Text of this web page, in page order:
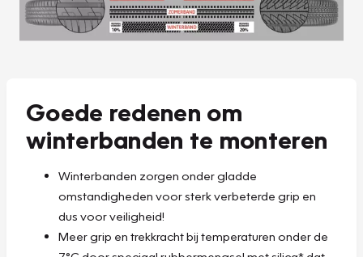
Goede redenen om
winterbanden te monteren
Winterbanden zorgen onder gladde
omstandigheden voor sterk verbeterde grip en
dus voor veiligheid!
Meer grip en trekkracht bij temperaturen onder de